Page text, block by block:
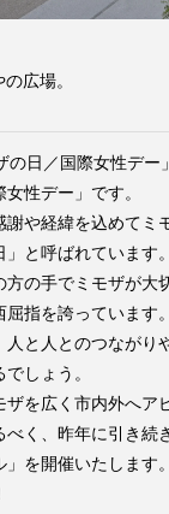
広場。
の日／国際女性デー
性デー」です。
謝や経緯を込めてミ
と呼ばれています。
方の手でミモザが大
指を誇っています。
人と人とのつながり
しょう。
ザを広く市内外へア
べく、昨年に引き続
」を開催いたします